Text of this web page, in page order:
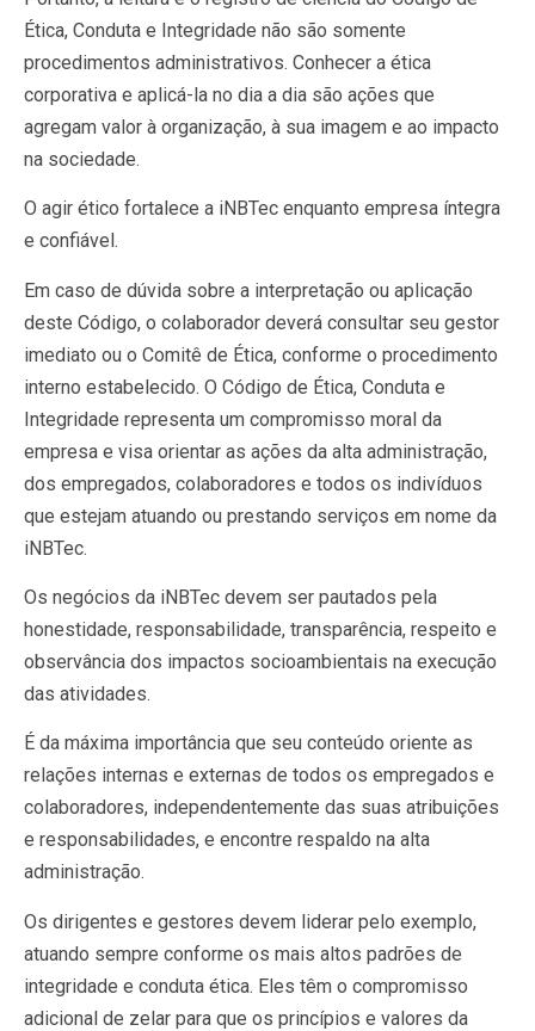
Ética, Conduta e Integridade não são somente
procedimentos administrativos. Conhecer a ética
corporativa e aplicá-la no dia a dia são ações que
agregam valor à organização, à sua imagem e ao impacto
na sociedade.
O agir ético fortalece a iNBTec enquanto empresa íntegra
e confiável.
Em caso de dúvida sobre a interpretação ou aplicação
deste Código, o colaborador deverá consultar seu gestor
imediato ou o Comitê de Ética, conforme o procedimento
interno estabelecido. O Código de Ética, Conduta e
Integridade representa um compromisso moral da
empresa e visa orientar as ações da alta administração,
dos empregados, colaboradores e todos os indivíduos
que estejam atuando ou prestando serviços em nome da
iNBTec.
Os negócios da iNBTec devem ser pautados pela
honestidade, responsabilidade, transparência, respeito e
observância dos impactos socioambientais na execução
das atividades.
É da máxima importância que seu conteúdo oriente as
relações internas e externas de todos os empregados e
colaboradores, independentemente das suas atribuições
e responsabilidades, e encontre respaldo na alta
administração.
Os dirigentes e gestores devem liderar pelo exemplo,
atuando sempre conforme os mais altos padrões de
integridade e conduta ética. Eles têm o compromisso
adicional de zelar para que os princípios e valores da